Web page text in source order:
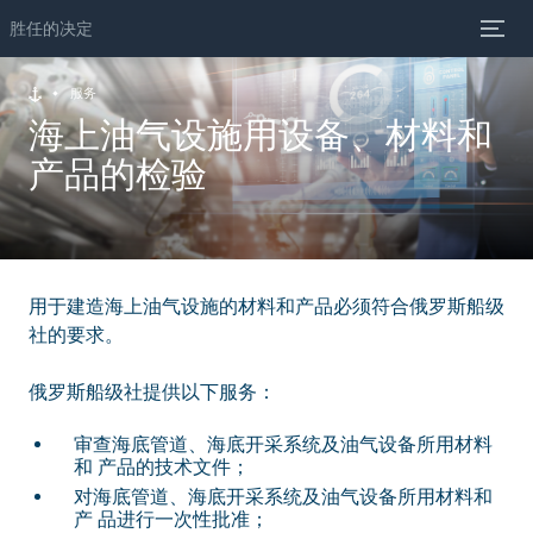
胜任的决定
服务
海上油气设施用设备、材料和
产品的检验
用于建造海上油气设施的材料和产品必须符合俄罗斯船级
社的要求。
俄罗斯船级社提供以下服务：
审查海底管道、海底开采系统及油气设备所用材料
和 产品的技术文件；
对海底管道、海底开采系统及油气设备所用材料和
产 品进行一次性批准；